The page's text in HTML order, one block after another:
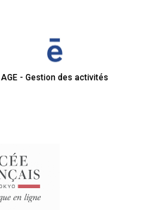
AGE - Gestion des activités